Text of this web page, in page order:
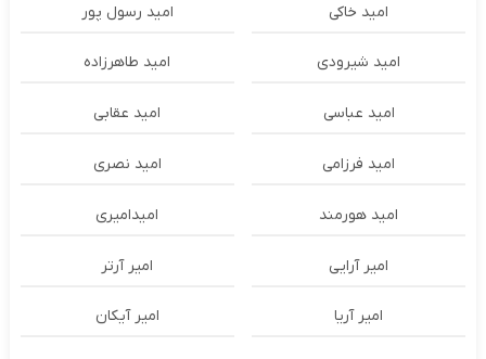
امید خاکی امید رسول پور
امید شیرودی امید طاهرزاده
امید عباسی امید عقابی
امید فرزامی امید نصری
امید هورمند امیدامیری
امیر آرایی امیر آرتر
امیر آریا امیر آیکان